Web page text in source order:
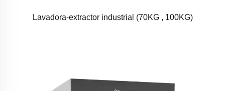
Lavadora-extractor industrial (70KG , 100KG)